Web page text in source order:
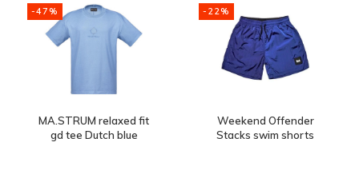
-47%
MA.STRUM relaxed fit
gd tee Dutch blue
-22%
Weekend Offender
Stacks swim shorts